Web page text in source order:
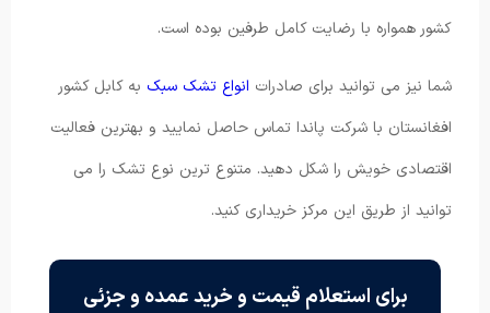
کشور همواره با رضایت کامل طرفین بوده است.
شما نیز می توانید برای صادرات انواع تشک سبک به کابل کشور
افغانستان با شرکت پاندا تماس حاصل نمایید و بهترین فعالیت
اقتصادی خویش را شکل دهید. متنوع ترین نوع تشک را می
‌توانید از طریق این مرکز خریداری کنید.
برای استعلام قیمت و خرید عمده و جزئی